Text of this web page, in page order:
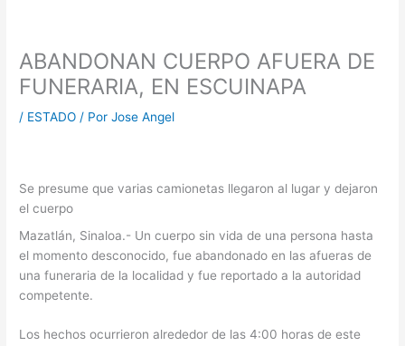
ABANDONAN CUERPO AFUERA DE
FUNERARIA, EN ESCUINAPA
/ ESTADO / PorJose Angel
Se presume que varias camionetas llegaron al lugar y dejaron
el cuerpo
Mazatlán, Sinaloa.- Un cuerpo sin vida de una persona hasta
el momento desconocido, fue abandonado en las afueras de
una funeraria de la localidad y fue reportado a la autoridad
competente.
Los hechos ocurrieron alrededor de las 4:00 horas de este